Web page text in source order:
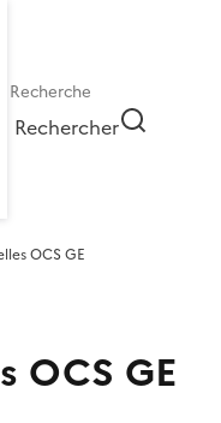
Rechercher
OCS GE
OCS GE